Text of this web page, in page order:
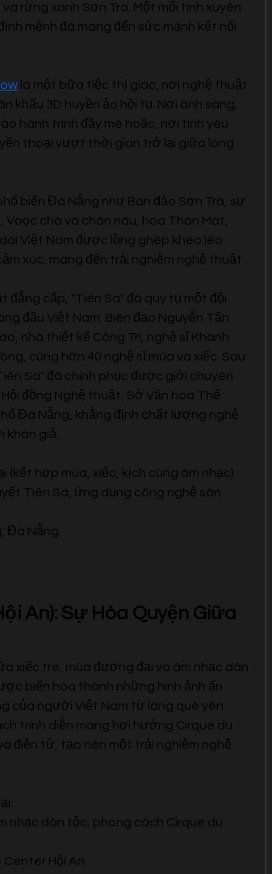
rừng xanh Sơn Trà. Một mối tình xuyên
mệnh đã mang đến sức mạnh kết nối
là một bữa tiệc thị giác, nơi nghệ thuật
khấu 3D huyền ảo hội tụ. Nơi ánh sáng,
hành trình đầy mê hoặc, nơi tình yêu
thoại vượt thời gian trở lại giữa lòng
biển Đà Nẵng như Bán đảo Sơn Trà, sự
Voọc chà vá chân nâu, hoa Thàn Mát,
Việt Nam được lồng ghép khéo léo
xúc, mang đến trải nghiệm nghệ thuật
cấp, "Tiên Sa" đã quy tụ một đội
đầu Việt Nam: Biên đạo Nguyễn Tấn
nhà thiết kế Công Trí, nghệ sĩ Khánh
cùng hơn 40 nghệ sĩ múa và xiếc. Sau
Sa" đã chinh phục được giới chuyên
đồng Nghệ thuật, Sở Văn hóa Thể
Đà Nẵng, khẳng định chất lượng nghệ
giả.
(kết hợp múa, xiếc, kịch cùng âm nhạc).
Tiên Sa, ứng dụng công nghệ sân
Đà Nẵng.
An): Sự Hòa Quyện Giữa
xiếc tre, múa đương đại và âm nhạc dân
biến hóa thành những hình ảnh ấn
của người Việt Nam từ làng quê yên
trình diễn mang hơi hướng Cirque du
điện tử, tạo nên một trải nghiệm nghệ
nhạc dân tộc, phong cách Cirque du
Hội An.